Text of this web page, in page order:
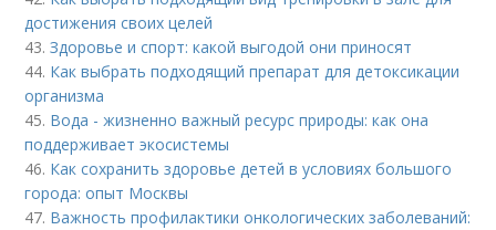
достижения своих целей
43.Здоровье и спорт: какой выгодой они приносят
44. Как выбрать подходящий препарат для детоксикации
организма
45. Вода - жизненно важный ресурс природы: как она
поддерживает экосистемы
46. Как сохранить здоровье детей в условиях большого
города: опыт Москвы
47. Важность профилактики онкологических заболеваний: